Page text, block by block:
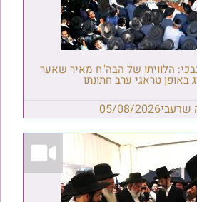
הלוויתו של הבה"ח מאיר שאער
באופן טראגי ערב חתונתו
שרעבי05/08/2026